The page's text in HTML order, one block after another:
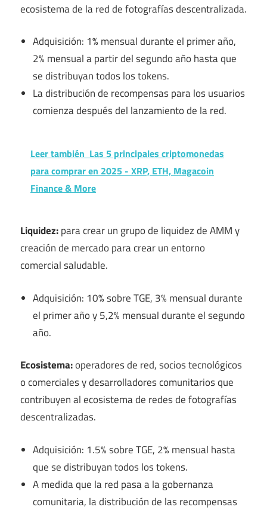
ecosistema de la red de fotografías descentralizada.
Adquisición: 1% mensual durante el primer año,
2% mensual a partir del segundo año hasta que
se distribuyan todos los tokens.
La distribución de recompensas para los usuarios
comienza después del lanzamiento de la red.
Leer también Las 5 principales criptomonedas
para comprar en 2025 - XRP, ETH, Magacoin
Finance & More
Liquidez:para crear un grupo de liquidez de AMM y
creación de mercado para crear un entorno
comercial saludable.
Adquisición: 10% sobre TGE, 3% mensual durante
el primer año y 5,2% mensual durante el segundo
año.
Ecosistema:operadores de red, socios tecnológicos
o comerciales y desarrolladores comunitarios que
contribuyen al ecosistema de redes de fotografías
descentralizadas.
Adquisición: 1.5% sobre TGE, 2% mensual hasta
que se distribuyan todos los tokens.
A medida que la red pasa a la gobernanza
comunitaria, la distribución de las recompensas